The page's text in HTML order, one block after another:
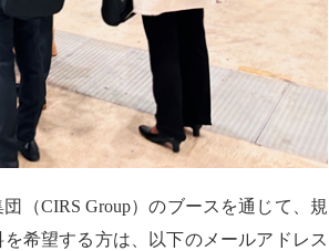
団（CIRS Group）のブースを通じて、規
希望する方は、以下のメールアドレス